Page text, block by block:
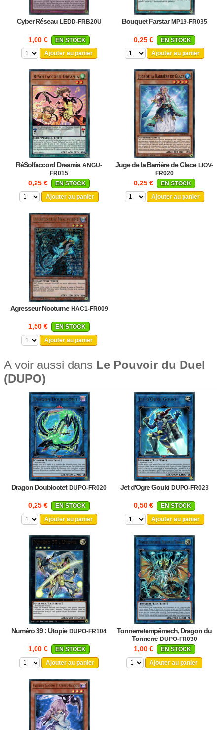
Cyber Réseau LEDD-FRB20U
1,00 €
EN STOCK
Ajouter au panier
Bouquet Farstar MP19-FR035
0,25 €
EN STOCK
Ajouter au panier
RéSolfaccord Dreamia ANGU-
FR015
0,25 €
EN STOCK
Ajouter au panier
Juge de la Barrière de Glace LIOV-
FR020
0,25 €
EN STOCK
Ajouter au panier
Agresseur Nocturne HAC1-FR009
1,50 €
EN STOCK
Ajouter au panier
A voir aussi dans Le Pouvoir du Duel
(DUPO)
Dragon Doubloctet DUPO-FR020
0,25 €
EN STOCK
Ajouter au panier
Jet d'Ogre Gouki DUPO-FR023
0,50 €
EN STOCK
Ajouter au panier
Numéro 39 : Utopie DUPO-FR104
1,00 €
EN STOCK
Ajouter au panier
Tonnerretempêmech, Dragon du
Tonnerre DUPO-FR030
1,00 €
EN STOCK
Ajouter au panier